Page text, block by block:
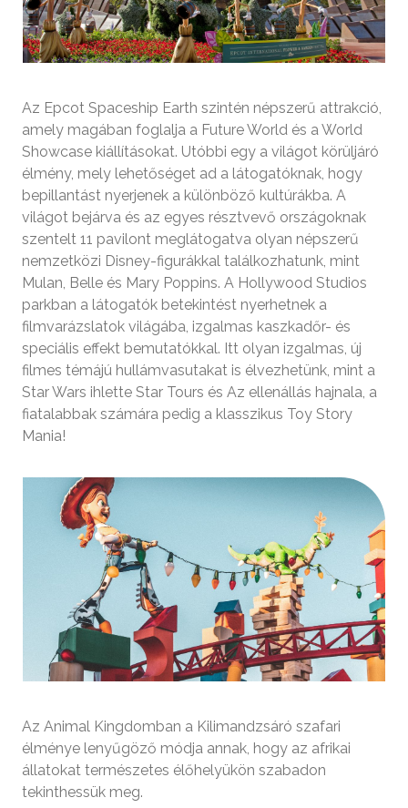
Az Epcot Spaceship Earth szintén népszerű attrakció,
amely magában foglalja a Future World és a World
Showcase kiállításokat. Utóbbi egy a világot körüljáró
élmény, mely lehetőséget ad a látogatóknak, hogy
bepillantást nyerjenek a különböző kultúrákba. A
világot bejárva és az egyes résztvevő országoknak
szentelt 11 pavilont meglátogatva olyan népszerű
nemzetközi Disney-figurákkal találkozhatunk, mint
Mulan, Belle és Mary Poppins. A Hollywood Studios
parkban a látogatók betekintést nyerhetnek a
filmvarázslatok világába, izgalmas kaszkadőr- és
speciális effekt bemutatókkal. Itt olyan izgalmas, új
filmes témájú hullámvasutakat is élvezhetünk, mint a
Star Wars ihlette Star Tours és Az ellenállás hajnala, a
fiatalabbak számára pedig a klasszikus Toy Story
Mania!
Az Animal Kingdomban a Kilimandzsáró szafari
élménye lenyűgöző módja annak, hogy az afrikai
állatokat természetes élőhelyükön szabadon
tekinthessük meg.